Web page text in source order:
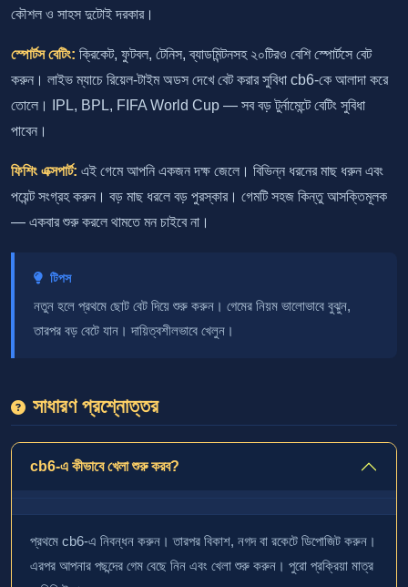
কৌশল ও সাহস দুটোই দরকার।
স্পোর্টস বেটিং: ক্রিকেট, ফুটবল, টেনিস, ব্যাডমিন্টনসহ ২০টিরও বেশি স্পোর্টসে বেট
করুন। লাইভ ম্যাচে রিয়েল-টাইম অডস দেখে বেট করার সুবিধা cb6-কে আলাদা করে
তোলে। IPL, BPL, FIFA World Cup — সব বড় টুর্নামেন্টে বেটিং সুবিধা
পাবেন।
ফিশিং এক্সপার্ট: এই গেমে আপনি একজন দক্ষ জেলে। বিভিন্ন ধরনের মাছ ধরুন এবং
পয়েন্ট সংগ্রহ করুন। বড় মাছ ধরলে বড় পুরস্কার। গেমটি সহজ কিন্তু আসক্তিমূলক
— একবার শুরু করলে থামতে মন চাইবে না।
টিপস
নতুন হলে প্রথমে ছোট বেট দিয়ে শুরু করুন। গেমের নিয়ম ভালোভাবে বুঝুন,
তারপর বড় বেটে যান। দায়িত্বশীলভাবে খেলুন।
সাধারণ প্রশ্নোত্তর
cb6-এ কীভাবে খেলা শুরু করব?
প্রথমে cb6-এ নিবন্ধন করুন। তারপর বিকাশ, নগদ বা রকেটে ডিপোজিট করুন।
এরপর আপনার পছন্দের গেম বেছে নিন এবং খেলা শুরু করুন। পুরো প্রক্রিয়া মাত্র